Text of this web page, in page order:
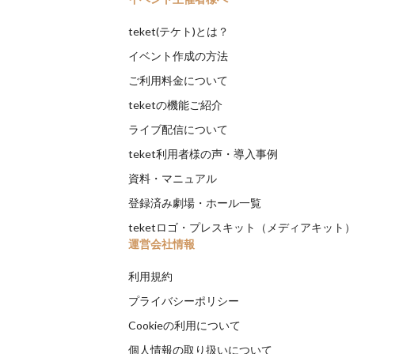
teket(テケト)とは？
イベント作成の方法
ご利用料金について
teketの機能ご紹介
ライブ配信について
teket利用者様の声・導入事例
資料・マニュアル
登録済み劇場・ホール一覧
teketロゴ・プレスキット（メディアキット）
運営会社情報
利用規約
プライバシーポリシー
Cookieの利用について
個人情報の取り扱いについて